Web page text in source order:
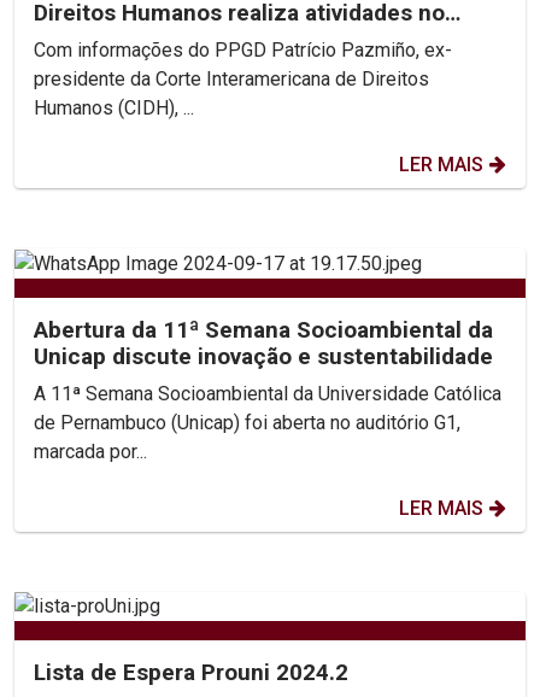
Direitos Humanos realiza atividades no
PPGD
Com informações do PPGD Patrício Pazmiño, ex-
presidente da Corte Interamericana de Direitos
Humanos (CIDH), ...
LER MAIS
Abertura da 11ª Semana Socioambiental da
Unicap discute inovação e sustentabilidade
A 11ª Semana Socioambiental da Universidade Católica
de Pernambuco (Unicap) foi aberta no auditório G1,
marcada por...
LER MAIS
Lista de Espera Prouni 2024.2